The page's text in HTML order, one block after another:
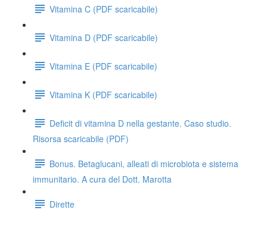
Vitamina C (PDF scaricabile)
Vitamina D (PDF scaricabile)
Vitamina E (PDF scaricabile)
Vitamina K (PDF scaricabile)
Deficit di vitamina D nella gestante. Caso studio.
Risorsa scaricabile (PDF)
Bonus. Betaglucani, alleati di microbiota e sistema
immunitario. A cura del Dott. Marotta
Dirette